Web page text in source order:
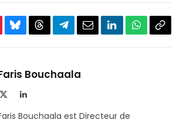
BlueskyThreadsPartager
Telegram
EmailLinkedInWhatsApp
Bouchaala
LinkedIn
Bouchaala est Directeur de